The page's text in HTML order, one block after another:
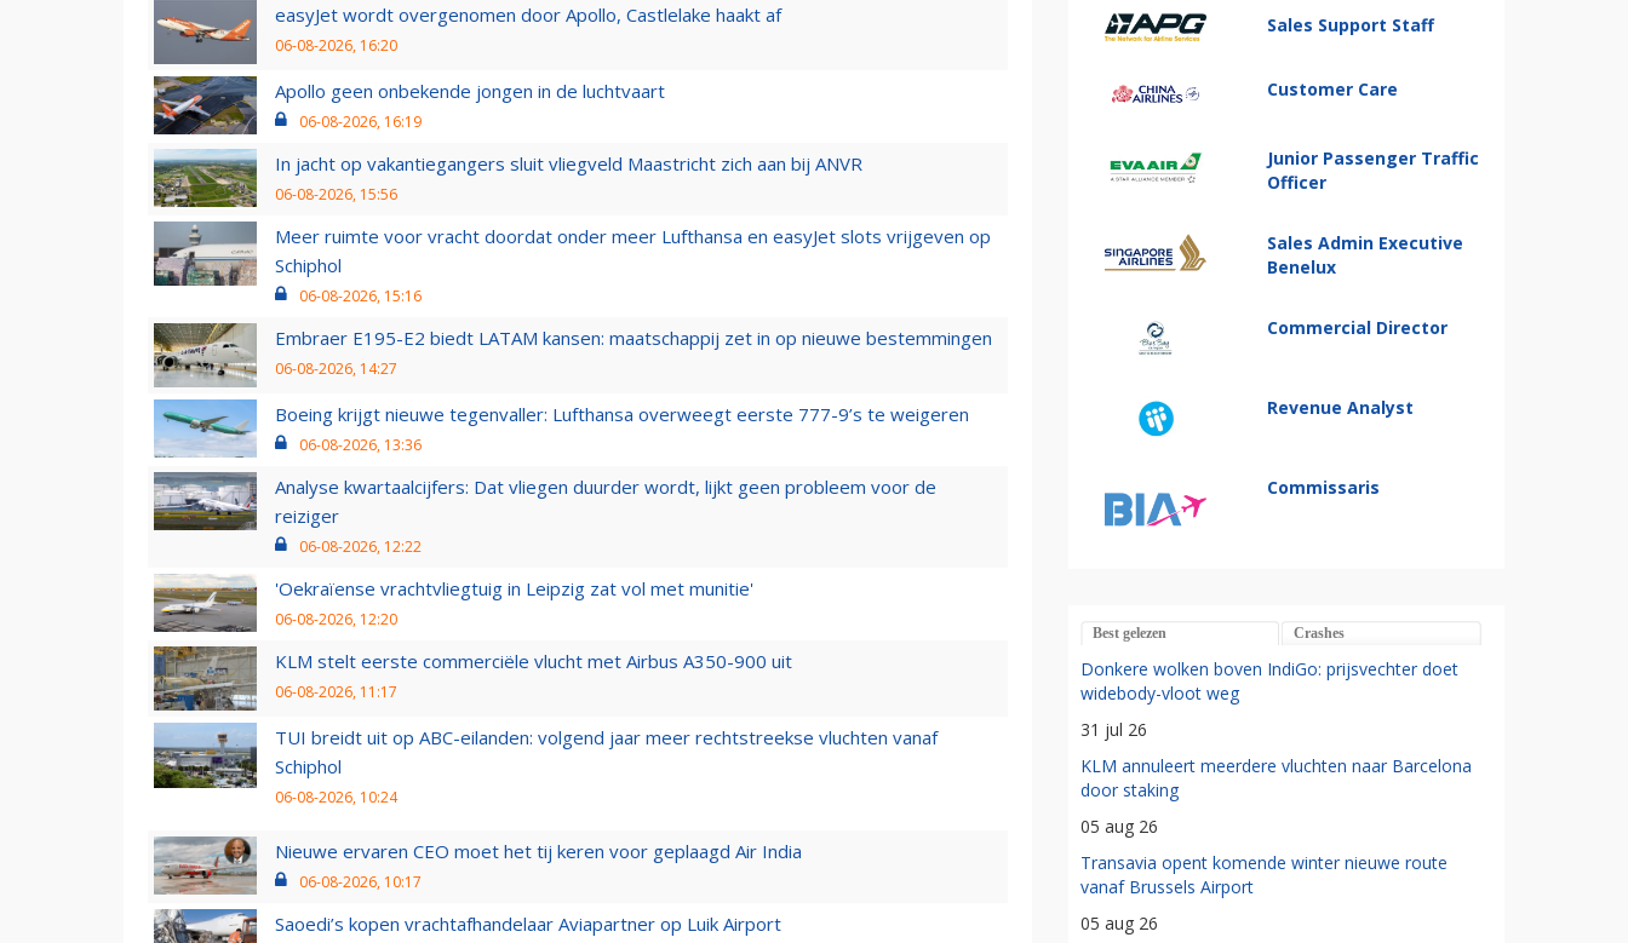
easyJet wordt overgenomen door Apollo, Castlelake haakt af
06-08-2026, 16:20
Apollo geen onbekende jongen in de luchtvaart
06-08-2026, 16:19
In jacht op vakantiegangers sluit vliegveld Maastricht zich aan bij ANVR
06-08-2026, 15:56
Meer ruimte voor vracht doordat onder meer Lufthansa en easyJet slots vrijgeven op
Schiphol
06-08-2026, 15:16
Embraer E195-E2 biedt LATAM kansen: maatschappij zet in op nieuwe bestemmingen
06-08-2026, 14:27
Boeing krijgt nieuwe tegenvaller: Lufthansa overweegt eerste 777-9’s te weigeren
06-08-2026, 13:36
Analyse kwartaalcijfers: Dat vliegen duurder wordt, lijkt geen probleem voor de
reiziger
06-08-2026, 12:22
'Oekraïense vrachtvliegtuig in Leipzig zat vol met munitie'
06-08-2026, 12:20
KLM stelt eerste commerciële vlucht met Airbus A350-900 uit
06-08-2026, 11:17
TUI breidt uit op ABC-eilanden: volgend jaar meer rechtstreekse vluchten vanaf
Schiphol
06-08-2026, 10:24
Nieuwe ervaren CEO moet het tij keren voor geplaagd Air India
06-08-2026, 10:17
Saoedi’s kopen vrachtafhandelaar Aviapartner op Luik Airport
Sales Support Staff
Customer Care
Junior Passenger Traffic
Officer
Sales Admin Executive
Benelux
Commercial Director
Revenue Analyst
Commissaris
Best gelezen Crashes
Donkere wolken boven IndiGo: prijsvechter doet
widebody-vloot weg
31 jul 26
KLM annuleert meerdere vluchten naar Barcelona
door staking
05 aug 26
Transavia opent komende winter nieuwe route
vanaf Brussels Airport
05 aug 26